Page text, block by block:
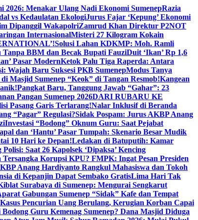
2026: Menakar Ulang Nadi Ekonomi SumenepRazia
vs Kedaulatan EkologiJurus Fajar ‘Kepung’ Ekonomi
Dipanggil WakapolriZamrud Khan Direktur P2NOT
InternasionalMisteri 27 Kilogram Kokain
Solusi Lahan KDKMP: Moh. Ramli
Tanpa BBM dan Becak Bupati FauziDuit ‘Ikan’ Rp 1,6
Pasar ModernKetok Palu Tiga Raperda: Antara
Wajah Baru Suksesi PKB SumenepModus Tanya
Masjid Sumenep “Keok” di Tangan Resmob!Kangean
Pangkat Baru, Tanggung Jawab “Gahar”: 23
Pangan Sumenep 2026DARI RUBARU KE
Pasang Garis Terlarang!Nalar Inklusif di Beranda
“Pagar” Regulasi?Sidak Pospam: Jurus AKBP Anang
Investasi “Bodong” Oknum Guru: Saat Pejabat
dan ‘Hantu’ Pasar Tumpah: Skenario Besar Mudik
10 Hari ke Depan!Ledakan di Batuputih: Kamar
Saat 26 Kapolsek ‘Dipaksa’ Kencing
Tersangka Korupsi KPU? FMPK: Ingat Pesan Presiden
Anang Hardiyanto Rangkul Mahasiswa dan Tokoh
di Kepanjin Dapat Sembako GratisLima Hari Tak
Surabaya di Sumenep: Mengurai Sengkarut
Gabungan Sumenep “Sidak” Kafe dan Tempat
Pencurian Uang Berulang, Kerugian Korban Capai
Guru Kemenag Sumenep? Dana Masjid Diduga